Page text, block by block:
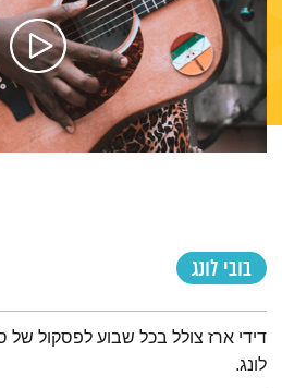
בובי לונג
תמצית הפודקאסט
דידי ארז צולל בכל שבוע לפסקול
לונג.